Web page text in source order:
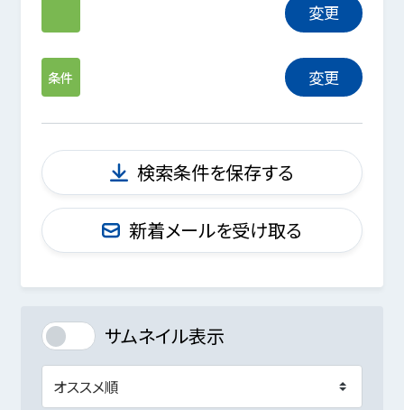
変更
条件 変更
検索条件を保存する
新着メールを受け取る
サムネイル表示